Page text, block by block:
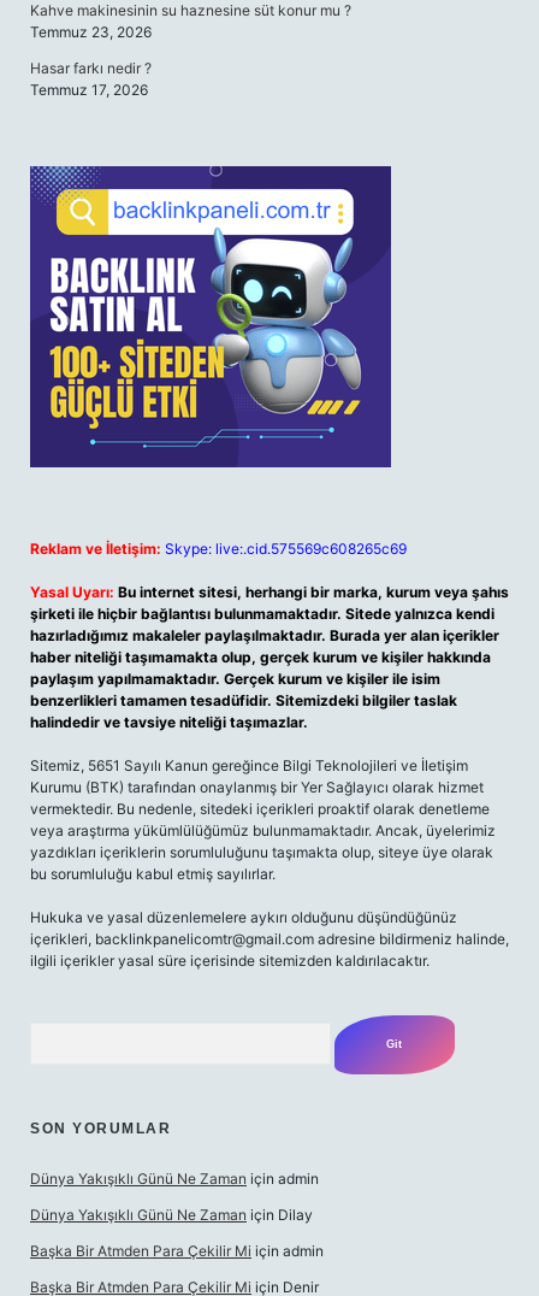
Kahve makinesinin su haznesine süt konur mu ?
Temmuz 23, 2026
Hasar farkı nedir ?
Temmuz 17, 2026
Reklam ve İletişim: Skype: live:.cid.575569c608265c69
Yasal Uyarı: Bu internet sitesi, herhangi bir marka, kurum veya şahıs
şirketi ile hiçbir bağlantısı bulunmamaktadır. Sitede yalnızca kendi
hazırladığımız makaleler paylaşılmaktadır. Burada yer alan içerikler
haber niteliği taşımamakta olup, gerçek kurum ve kişiler hakkında
paylaşım yapılmamaktadır. Gerçek kurum ve kişiler ile isim
benzerlikleri tamamen tesadüfidir. Sitemizdeki bilgiler taslak
halindedir ve tavsiye niteliği taşımazlar.
Sitemiz, 5651 Sayılı Kanun gereğince Bilgi Teknolojileri ve İletişim
Kurumu (BTK) tarafından onaylanmış bir Yer Sağlayıcı olarak hizmet
vermektedir. Bu nedenle, sitedeki içerikleri proaktif olarak denetleme
veya araştırma yükümlülüğümüz bulunmamaktadır. Ancak, üyelerimiz
yazdıkları içeriklerin sorumluluğunu taşımakta olup, siteye üye olarak
bu sorumluluğu kabul etmiş sayılırlar.
Hukuka ve yasal düzenlemelere aykırı olduğunu düşündüğünüz
içerikleri, backlinkpanelicomtr@gmail.com adresine bildirmeniz halinde,
ilgili içerikler yasal süre içerisinde sitemizden kaldırılacaktır.
SON YORUMLAR
Dünya Yakışıklı Günü Ne Zaman için admin
Dünya Yakışıklı Günü Ne Zaman için Dilay
Başka Bir Atmden Para Çekilir Mi için admin
Başka Bir Atmden Para Çekilir Mi için Denir